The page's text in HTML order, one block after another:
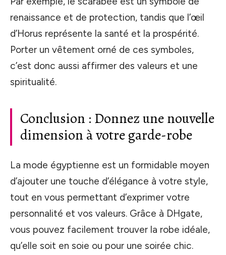
renaissance et de protection, tandis que l’œil
d’Horus représente la santé et la prospérité.
Porter un vêtement orné de ces symboles,
c’est donc aussi affirmer des valeurs et une
spiritualité.
Conclusion : Donnez une nouvelle
dimension à votre garde-robe
La mode égyptienne est un formidable moyen
d’ajouter une touche d’élégance à votre style,
tout en vous permettant d’exprimer votre
personnalité et vos valeurs. Grâce à DHgate,
vous pouvez facilement trouver la robe idéale,
qu’elle soit en soie ou pour une soirée chic.